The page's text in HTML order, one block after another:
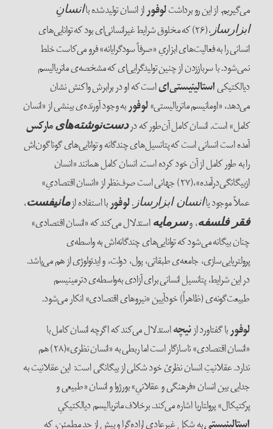
می‌‌گیریم. از این رو برداشتلوفوراز انسان تولیدشده باانسانِ
ابزارساز
،(۲۶) که مخلوق شرایط غیرانسانی‌‌ای بود که توانایی‌‌های
انسانی را به فعالیت‌‌های ابزاریِ «صرفاً سودگرایانه» فرو می‌‌کاست خلط
نمی‌‌شود. با سرباززدن از چنین تولید‌گرایی‌‌ای که مشخصه‌‌ی ماتریالیسم
دیالکتیکیاستالینیستی‌‌ایاست که او در برابرش واکنش نشان
می‌‌دهد، «اومانیسم ماتریالیستی»لوفوربه وجود آورنده‌‌ی بینشی از «انسان
کامل» است. انسان کامل آن‌طور که دردست‌‌نوشته‌‌هایمارکس
آمده است انسانی است که پتانسیل‌‌های چندگانه و توانایی‌‌های گوناگون‌‌اش
را به طور کامل از آن خود کرده است. انسان کامل همانند «انسان
ازبیگانگی‌‌‌درآمده»،(۲۷) جهانی است صرف‌نظر از «انسان اقتصادیِ»
عملاً موجود یاانسان ابزارساز .لوفوربا استفاده ازمانیفست،
فقر فلسفه، وسرمایه استدلال می‌‌‌کند که «انسان اقتصادی»
چنان بیگانه می‌‌‌شود که توانایی‌‌‌های چندگانه‌‌‌اش به واسطه‌‌‌ی
پرولتریایی‌سازی، جامعه‌‌ی طبقاتی، پول، دولت، و ایدئولوژی از هم می‌‌پاشد.
در این شرایط، پتانسیل انسانی برای آزادی به‌واسطه‌‌ی دترمینیسم
طبیعت‌‌گونه‌‌ی (ظاهراً) خودآیین «نیروهای اقتصادی» انکار می‌‌شود.
لوفوربا گفتاورد ازنیچهاستدلال می‌‌کند که اگرچه انسان کامل با
«انسان اقتصادی» ناسازگار است اما ربطی به «انسان نظری»(۲۸) هم
ندارد. عقلانیتِ انسان نظریْ خود شکلی از بیگانگی است: این عقلانیت به
جدایی بین انسان «فرهنگی و عقلانیِ» بورژوا و انسان «طبیعی و
پرکتیکال» پرولتاریا اشاره می‌‌کند. برخلاف ماتریالیسم دیالکتیکیِ
استالینیستیِبه شکل غیرعادی اراده‌‌گرا و بیش از حد مطمئن، که